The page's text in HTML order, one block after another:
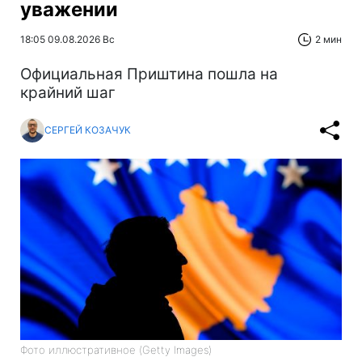
уважении
18:05 09.08.2026 Вс 2 мин
Официальная Приштина пошла на
крайний шаг
СЕРГЕЙ КОЗАЧУК
Фото иллюстративное (Getty Images)